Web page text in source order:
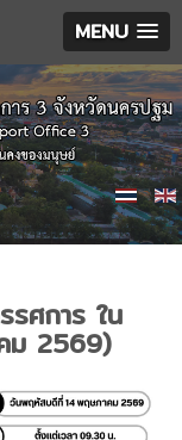
MENU
รศการ ใน
ม 2569)